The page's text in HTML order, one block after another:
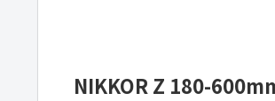
NIKKOR Z 180-